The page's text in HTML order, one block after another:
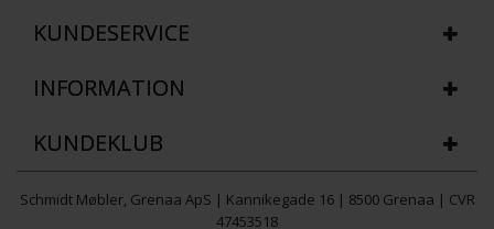
KUNDESERVICE
INFORMATION
KUNDEKLUB
Schmidt Møbler, Grenaa ApS | Kannikegade 16 | 8500 Grenaa | CVR
47453518